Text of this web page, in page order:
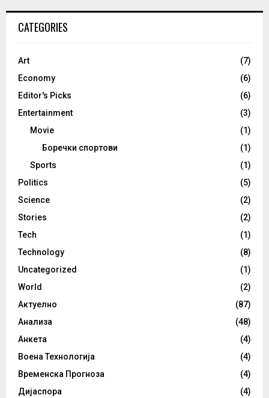
CATEGORIES
Art
(7)
Economy
(6)
Editor's Picks
(6)
Entertainment
(3)
Movie
(1)
Боречки спортови
(1)
Sports
(1)
Politics
(5)
Science
(2)
Stories
(2)
Tech
(1)
Technology
(8)
Uncategorized
(1)
World
(2)
Актуелно
(87)
Анализа
(48)
Анкета
(4)
Воена Технологија
(4)
Временска Прогноза
(4)
Дијаспора
(4)